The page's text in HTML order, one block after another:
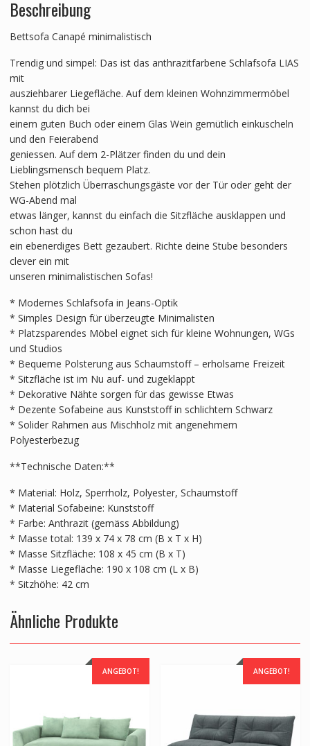
Beschreibung
Bettsofa Canapé minimalistisch
Trendig und simpel: Das ist das anthrazitfarbene Schlafsofa LIAS
mit
ausziehbarer Liegefläche. Auf dem kleinen Wohnzimmermöbel
kannst du dich bei
einem guten Buch oder einem Glas Wein gemütlich einkuscheln
und den Feierabend
geniessen. Auf dem 2-Plätzer finden du und dein
Lieblingsmensch bequem Platz.
Stehen plötzlich Überraschungsgäste vor der Tür oder geht der
WG-Abend mal
etwas länger, kannst du einfach die Sitzfläche ausklappen und
schon hast du
ein ebenerdiges Bett gezaubert. Richte deine Stube besonders
clever ein mit
unseren minimalistischen Sofas!
* Modernes Schlafsofa in Jeans-Optik
* Simples Design für überzeugte Minimalisten
* Platzsparendes Möbel eignet sich für kleine Wohnungen, WGs
und Studios
* Bequeme Polsterung aus Schaumstoff – erholsame Freizeit
* Sitzfläche ist im Nu auf- und zugeklappt
* Dekorative Nähte sorgen für das gewisse Etwas
* Dezente Sofabeine aus Kunststoff in schlichtem Schwarz
* Solider Rahmen aus Mischholz mit angenehmem
Polyesterbezug
**Technische Daten:**
* Material: Holz, Sperrholz, Polyester, Schaumstoff
* Material Sofabeine: Kunststoff
* Farbe: Anthrazit (gemäss Abbildung)
* Masse total: 139 x 74 x 78 cm (B x T x H)
* Masse Sitzfläche: 108 x 45 cm (B x T)
* Masse Liegefläche: 190 x 108 cm (L x B)
* Sitzhöhe: 42 cm
Ähnliche Produkte
ANGEBOT! ANGEBOT!